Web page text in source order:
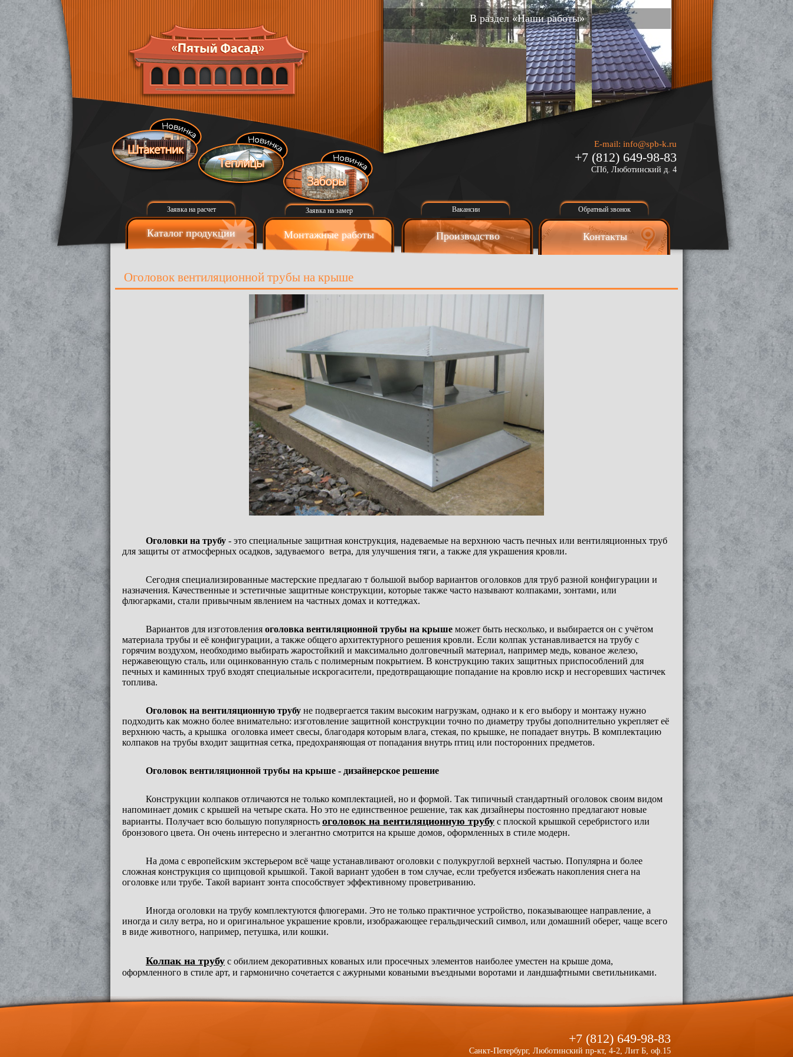
В раздел «Наши работы»
Заявка на расчет Заявка на замер Вакансии Обратный звонок
E-mail: info@spb-k.ru
+7 (812) 649-98-83
СПб, Люботинский д. 4
Каталог продукции Монтажные работы Производство Контакты
Оголовок вентиляционной трубы на крыше
Оголовки на трубу - это специальные защитная конструкция, надеваемые на верхнюю часть печных или вентиляционных труб
для защиты от атмосферных осадков, задуваемого ветра, для улучшения тяги, а также для украшения кровли.
Сегодня специализированные мастерские предлагаю т большой выбор вариантов оголовков для труб разной конфигурации и
назначения. Качественные и эстетичные защитные конструкции, которые также часто называют колпаками, зонтами, или
флюгарками, стали привычным явлением на частных домах и коттеджах.
Вариантов для изготовления оголовка вентиляционной трубы на крыше может быть несколько, и выбирается он с учётом
материала трубы и её конфигурации, а также общего архитектурного решения кровли. Если колпак устанавливается на трубу с
горячим воздухом, необходимо выбирать жаростойкий и максимально долговечный материал, например медь, кованое железо,
нержавеющую сталь, или оцинкованную сталь с полимерным покрытием. В конструкцию таких защитных приспособлений для
печных и каминных труб входят специальные искрогасители, предотвращающие попадание на кровлю искр и несгоревших частичек
топлива.
Оголовок на вентиляционную трубу не подвергается таким высоким нагрузкам, однако и к его выбору и монтажу нужно
подходить как можно более внимательно: изготовление защитной конструкции точно по диаметру трубы дополнительно укрепляет её
верхнюю часть, а крышка оголовка имеет свесы, благодаря которым влага, стекая, по крышке, не попадает внутрь. В комплектацию
колпаков на трубы входит защитная сетка, предохраняющая от попадания внутрь птиц или посторонних предметов.
Оголовок вентиляционной трубы на крыше - дизайнерское решение
Конструкции колпаков отличаются не только комплектацией, но и формой. Так типичный стандартный оголовок своим видом
напоминает домик с крышей на четыре ската. Но это не единственное решение, так как дизайнеры постоянно предлагают новые
варианты. Получает всю большую популярность оголовок на вентиляционную трубу с плоской крышкой серебристого или
бронзового цвета. Он очень интересно и элегантно смотрится на крыше домов, оформленных в стиле модерн.
На дома с европейским экстерьером всё чаще устанавливают оголовки с полукруглой верхней частью. Популярна и более
сложная конструкция со щипцовой крышкой. Такой вариант удобен в том случае, если требуется избежать накопления снега на
оголовке или трубе. Такой вариант зонта способствует эффективному проветриванию.
Иногда оголовки на трубу комплектуются флюгерами. Это не только практичное устройство, показывающее направление, а
иногда и силу ветра, но и оригинальное украшение кровли, изображающее геральдический символ, или домашний оберег, чаще всего
в виде животного, например, петушка, или кошки.
Колпак на трубу с обилием декоративных кованых или просечных элементов наиболее уместен на крыше дома,
оформленного в стиле арт, и гармонично сочетается с ажурными коваными въездными воротами и ландшафтными светильниками.
+7 (812) 649-98-83
Санкт-Петербург, Люботинский пр-кт, 4-2, Лит Б, оф.15